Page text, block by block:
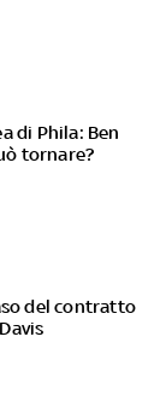
di Phila: Ben
tornare?
del contratto